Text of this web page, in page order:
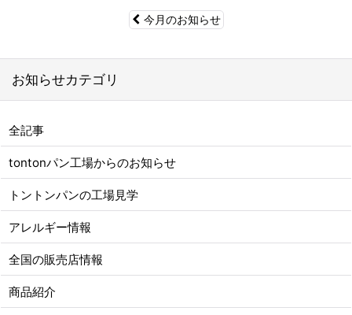
今月のお知らせ
お知らせカテゴリ
全記事
tontonパン工場からのお知らせ
トントンパンの工場見学
アレルギー情報
全国の販売店情報
商品紹介